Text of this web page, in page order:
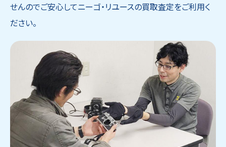
せんのでご安心してニーゴ・リユースの買取査定をご利用く
ださい。